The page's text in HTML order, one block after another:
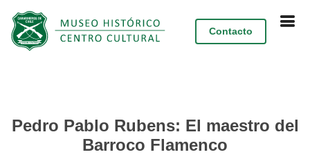
Contacto
Pedro Pablo Rubens: El maestro del
Barroco Flamenco